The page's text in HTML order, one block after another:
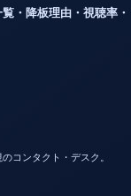
・降板理由・視聴率・
コンタクト・デスク。